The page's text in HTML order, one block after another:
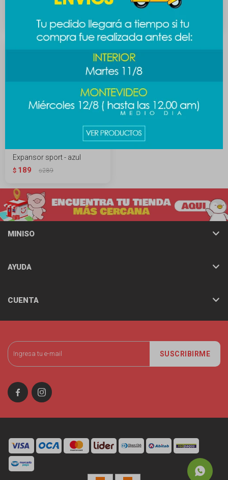
entrenamiento 2 pcs - azul
189
Expansor sport - azul
$ 189 $289
SUSCRIBIRME
 
MINISO
AYUDA
CUENTA